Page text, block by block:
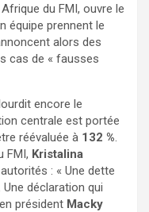
du FMI, ouvre le
équipe prennent le
alors des
cas de « fausses
encore le
centrale est portée
réévaluée à 132 %.
FMI, Kristalina
: « Une dette
Une déclaration qui
président Macky